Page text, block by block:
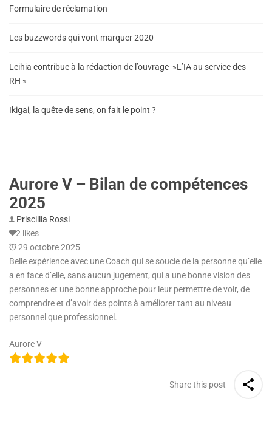
Formulaire de réclamation
Les buzzwords qui vont marquer 2020
Leihia contribue à la rédaction de l’ouvrage »L’IA au service des
RH »
Ikigai, la quête de sens, on fait le point ?
Aurore V – Bilan de compétences
2025
Priscillia Rossi
2 likes
29 octobre 2025
Belle expérience avec une Coach qui se soucie de la personne qu’elle
a en face d’elle, sans aucun jugement, qui a une bonne vision des
personnes et une bonne approche pour leur permettre de voir, de
comprendre et d’avoir des points à améliorer tant au niveau
personnel que professionnel.
Aurore V
Share this post